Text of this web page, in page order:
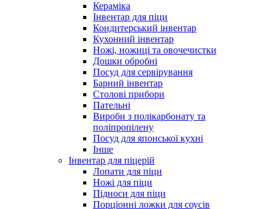
Кераміка
Інвентар для піци
Кондитерський інвентар
Кухонний інвентар
Ножі, ножиці та овочечистки
Дошки обробні
Посуд для сервірування
Барний інвентар
Столові прибори
Пательні
Вироби з полікарбонату та
поліпропілену
Посуд для японської кухні
Інше
Інвентар для піцерій
Лопати для піци
Ножі для піци
Підноси для піци
Порціонні ложки для соусів